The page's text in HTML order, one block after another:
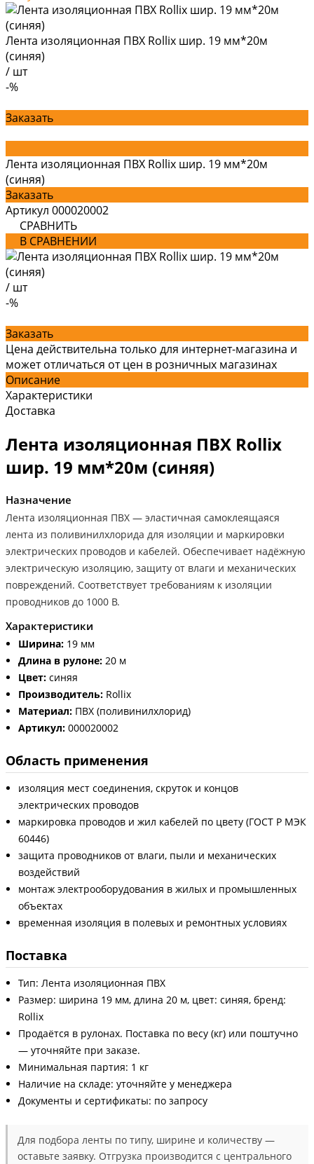
Лента изоляционная ПВХ Rollix шир. 19 мм*20м
(синяя)
/ шт
-%
Заказать
Лента изоляционная ПВХ Rollix шир. 19 мм*20м
(синяя)
Заказать
Артикул 000020002
СРАВНИТЬ
В СРАВНЕНИИ
/ шт
-%
Заказать
Цена действительна только для интернет-магазина и
может отличаться от цен в розничных магазинах
Описание
Характеристики
Доставка
Лента изоляционная ПВХ Rollix
шир. 19 мм*20м (синяя)
Назначение
Лента изоляционная ПВХ — эластичная самоклеящаяся
лента из поливинилхлорида для изоляции и маркировки
электрических проводов и кабелей. Обеспечивает надёжную
электрическую изоляцию, защиту от влаги и механических
повреждений. Соответствует требованиям к изоляции
проводников до 1000 В.
Характеристики
Ширина: 19 мм
Длина в рулоне: 20 м
Цвет: синяя
Производитель: Rollix
Материал: ПВХ (поливинилхлорид)
Артикул: 000020002
Область применения
изоляция мест соединения, скруток и концов
электрических проводов
маркировка проводов и жил кабелей по цвету (ГОСТ Р МЭК
60446)
защита проводников от влаги, пыли и механических
воздействий
монтаж электрооборудования в жилых и промышленных
объектах
временная изоляция в полевых и ремонтных условиях
Поставка
Тип: Лента изоляционная ПВХ
Размер: ширина 19 мм, длина 20 м, цвет: синяя, бренд:
Rollix
Продаётся в рулонах. Поставка по весу (кг) или поштучно
— уточняйте при заказе.
Минимальная партия: 1 кг
Наличие на складе: уточняйте у менеджера
Документы и сертификаты: по запросу
Для подбора ленты по типу, ширине и количеству —
оставьте заявку. Отгрузка производится с центрального